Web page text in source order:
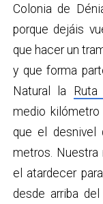
Colonia de
porque dejáis
que hacer un
y que forma
Natural la Ruta
medio
que el desnivel
metros. Nuestra
el atardecer
desde arriba